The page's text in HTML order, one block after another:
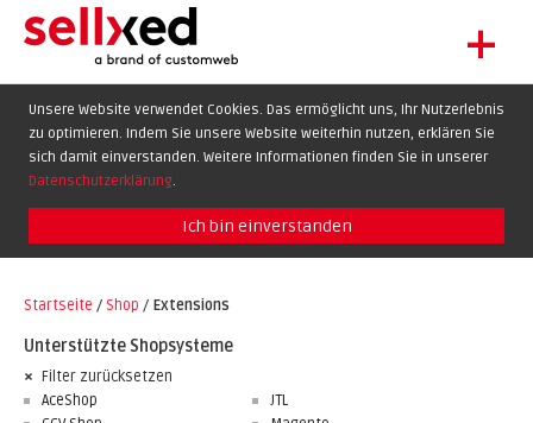
+
DE EN
EXTENSIONS
SHOWCASE
SUPPORT
ABOUT
Unsere Website verwendet Cookies. Das ermöglicht uns, Ihr Nutzerlebnis
zu optimieren. Indem Sie unsere Website weiterhin nutzen, erklären Sie
sich damit einverstanden. Weitere Informationen finden Sie in unserer
Datenschutzerklärung.
Ich bin einverstanden
Startseite / Shop / Extensions
Unterstützte Shopsysteme
Filter zurücksetzen
AceShop
JTL